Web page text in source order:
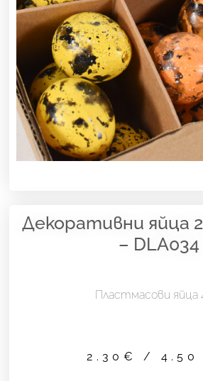
Декоративни яйца
– DLA034
Пластмасови яйца
2.30 € / 4.50